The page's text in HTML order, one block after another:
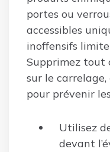
portes ou
accessibles
inoffensifs
Supprimez tout
sur le carrelage,
pour prévenir
Utilisez
devant